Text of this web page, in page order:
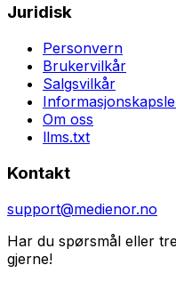
Juridisk
Personvern
Brukervilkår
Salgsvilkår
Om oss
llms.txt
Kontakt
support@medienor.no
Har du spørsmål eller
gjerne!